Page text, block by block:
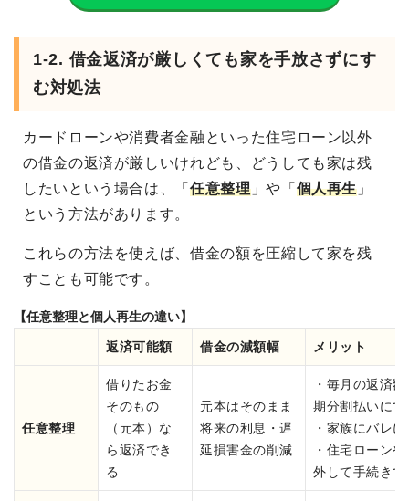
1-2. 借金返済が厳しくても家を手放さずにす
む対処法
カードローンや消費者金融といった住宅ローン以外
の借金の返済が厳しいけれども、どうしても家は残
したいという場合は、「任意整理」や「 個人再生 」
という方法があります。
これらの方法を使えば、借金の額を圧縮して家を残
すことも可能です。
【任意整理と個人再生の違い】
返済可能額 借金の減額幅 メリット
任意整理
借りたお金
そのもの
（元本）な
ら返済でき
る
元本はそのまま
将来の利息・遅
延損害金の削減
・毎月の返済
期分割払いに
・家族にバレ
・住宅ローン
外して手続きで